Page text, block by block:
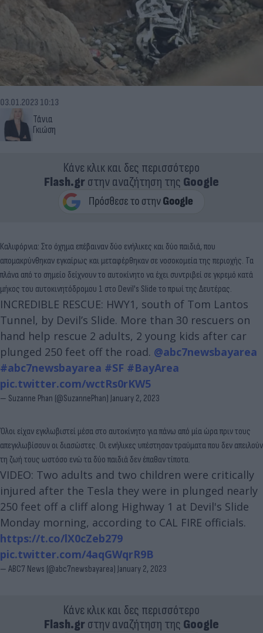
Τάνια
Γκιώση
03.01.2023 10:13
Κάνε κλικ και δες περισσότερο
Flash.grστην αναζήτηση της Google
Καλιφόρνια: Στο όχημα επέβαιναν δύο ενήλικες και δύο παιδιά, που
απομακρύνθηκαν εγκαίρως και μεταφέρθηκαν σε νοσοκομεία της περιοχής. Τα
πλάνα από το σημείο δείχνουν το αυτοκίνητο να έχει συντριβεί σε γκρεμό κατά
μήκος του αυτοκινητόδρομου 1 στο Devil's Slide το πρωί της Δευτέρας.
INCREDIBLE RESCUE: HWY1, south of Tom Lantos
Tunnel, by Devil’s Slide. More than 30 rescuers on
hand help rescue 2 adults, 2 young kids after car
plunged 250 feet off the road. @abc7newsbayarea
#abc7newsbayarea #SF #BayArea
pic.twitter.com/wctRs0rKW5
— Suzanne Phan (@SuzannePhan) January 2, 2023
Όλοι είχαν εγκλωβιστεί μέσα στο αυτοκίνητο για πάνω από μία ώρα πριν τους
απεγκλωβίσουν οι διασώστες. Οι ενήλικες υπέστησαν τραύματα που δεν απειλούν
τη ζωή τους ωστόσο ενώ τα δύο παιδιά δεν έπαθαν τίποτα.
VIDEO: Two adults and two children were critically
injured after the Tesla they were in plunged nearly
250 feet off a cliff along Highway 1 at Devil's Slide
Monday morning, according to CAL FIRE officials.
https://t.co/lX0cZeb279
pic.twitter.com/4aqGWqrR9B
— ABC7 News (@abc7newsbayarea) January 2, 2023
Κάνε κλικ και δες περισσότερο
Flash.grστην αναζήτηση της Google